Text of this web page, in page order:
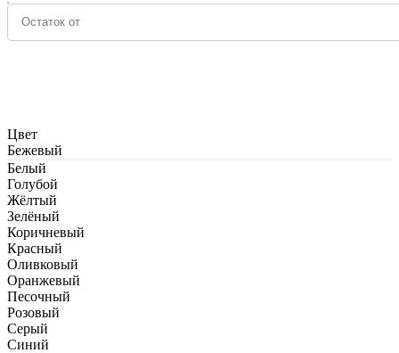
Цвет
Бежевый
Белый
Голубой
Жёлтый
Зелёный
Коричневый
Красный
Оливковый
Оранжевый
Песочный
Розовый
Серый
Синий